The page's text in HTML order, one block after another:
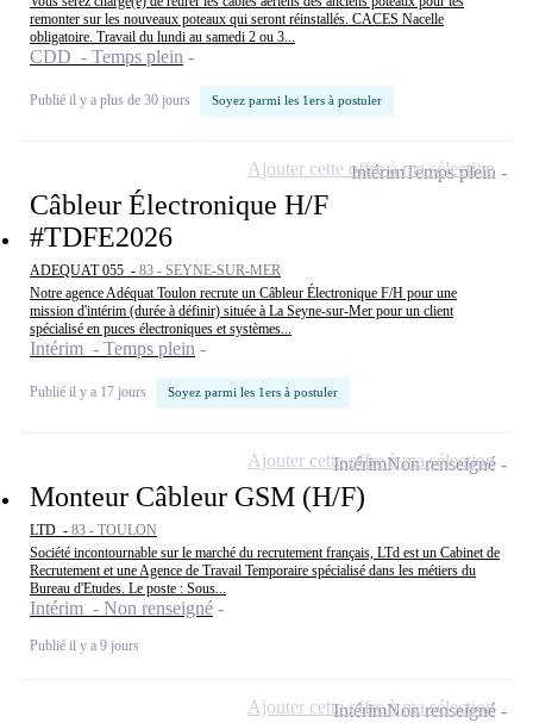
remonter sur les nouveaux poteaux qui seront réinstallés. CACES Nacelle
obligatoire. Travail du lundi au samedi 2 ou 3...
CDD - Temps plein
Publié il y a plus de 30 jours Soyez parmi les 1ers à postuler
Câbleur Électronique H/F
#TDFE2026
ADEQUAT 055 - 83 - SEYNE-SUR-MER
Notre agence Adéquat Toulon recrute un Câbleur Électronique F/H pour une
mission d'intérim (durée à définir) située à La Seyne-sur-Mer pour un client
spécialisé en puces électroniques et systèmes...
Intérim - Temps plein
Publié il y a 17 jours Soyez parmi les 1ers à postuler
IntérimTemps plein
Ajouter cette offre à ma sélection
Monteur Câbleur GSM (H/F)
LTD - 83 - TOULON
Société incontournable sur le marché du recrutement français, LTd est un Cabinet de
Recrutement et une Agence de Travail Temporaire spécialisé dans les métiers du
Bureau d'Etudes. Le poste : Sous...
Intérim - Non renseigné
Publié il y a 9 jours
IntérimNon renseigné
Ajouter cette offre à ma sélection
IntérimNon renseigné
Ajouter cette offre à ma sélection